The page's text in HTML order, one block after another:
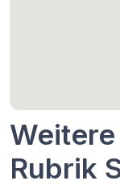
Rubrik